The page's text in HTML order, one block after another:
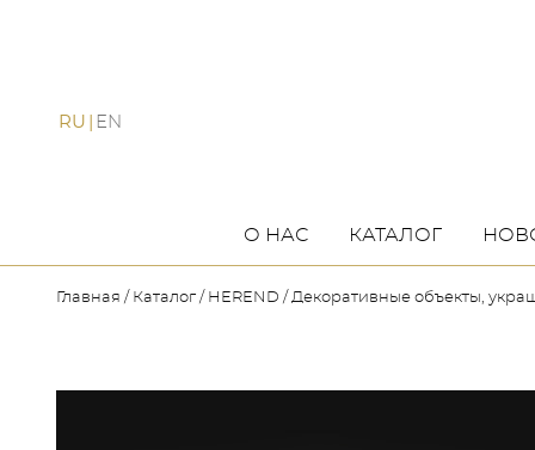
RU EN
О НАС КАТАЛОГ
Главная Каталог HEREND Декоративные объекты,